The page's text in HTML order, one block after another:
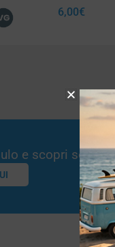
6,00€
e scopri se